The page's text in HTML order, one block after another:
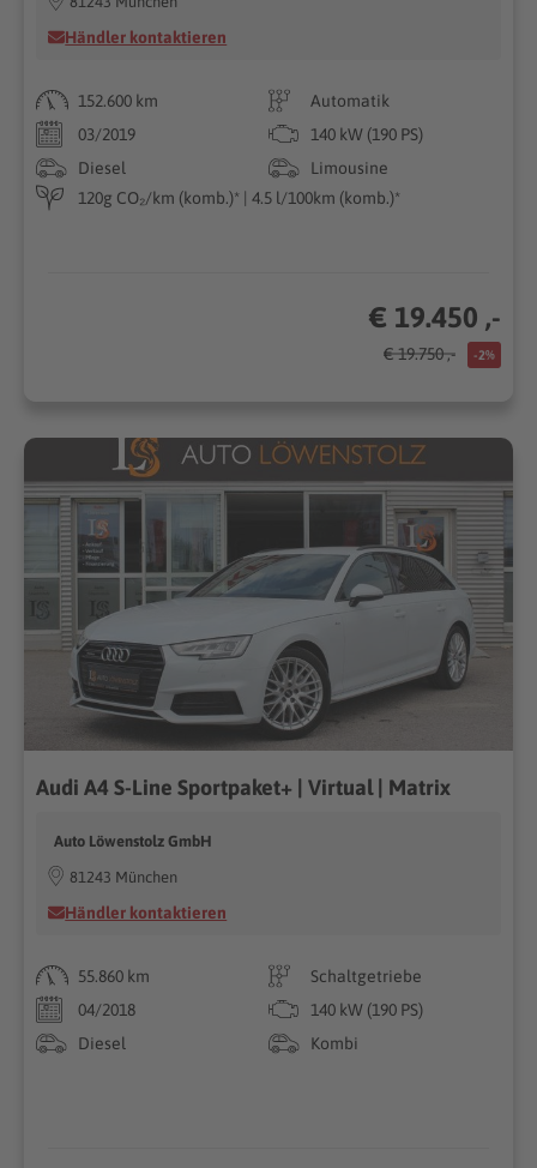
Händler kontaktieren
152.600 km
Automatik
03/2019
140 kW (190 PS)
Diesel
Limousine
120g CO₂/km (komb.)* | 4.5 l/100km (komb.)*
€ 19.450 ,-
€ 19.750 ,- -2%
Audi A4 S-Line Sportpaket+ | Virtual | Matrix
Auto Löwenstolz GmbH
81243 München
Händler kontaktieren
55.860 km
Schaltgetriebe
04/2018
140 kW (190 PS)
Diesel
Kombi